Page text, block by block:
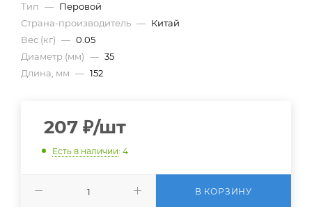
Тип — Перовой
Страна-производитель — Китай
Вес (кг) — 0.05
Диаметр (мм) — 35
Длина, мм — 152
207 ₽/шт
Есть в наличии: 4
В КОРЗИНУ